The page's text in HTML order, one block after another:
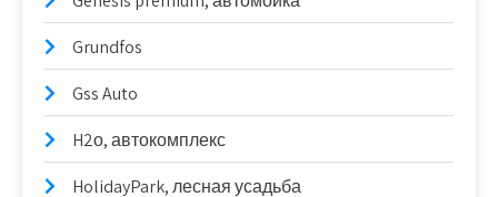
Grundfos
Gss Auto
H2о, автокомплекс
HolidayPark, лесная усадьба